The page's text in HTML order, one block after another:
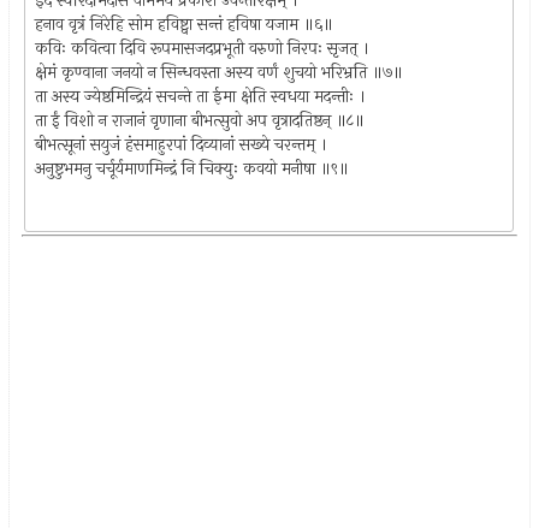
हनाव वृत्रं निरेहि सोम हविष्ट्वा सन्तं हविषा यजाम ॥६॥
कविः कवित्वा दिवि रूपमासजदप्रभूती वरुणो निरपः सृजत् ।
क्षेमं कृण्वाना जनयो न सिन्धवस्ता अस्य वर्णं शुचयो भरिभ्रति ॥७॥
ता अस्य ज्येष्ठमिन्द्रियं सचन्ते ता ईमा क्षेति स्वधया मदन्तीः ।
ता ईं विशो न राजानं वृणाना बीभत्सुवो अप वृत्रादतिष्ठन् ॥८॥
बीभत्सूनां सयुजं हंसमाहुरपां दिव्यानां सख्ये चरन्तम् ।
अनुष्टुभमनु चर्चूर्यमाणमिन्द्रं नि चिक्युः कवयो मनीषा ॥९॥